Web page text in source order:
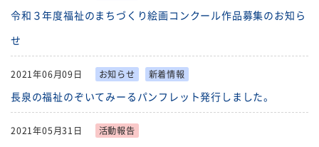
令和３年度福祉のまちづくり絵画コンクール作品募集のお知ら
せ
2021年06月09日 お知らせ 新着情報
長泉の福祉のぞいてみーるパンフレット発行しました。
2021年05月31日 活動報告